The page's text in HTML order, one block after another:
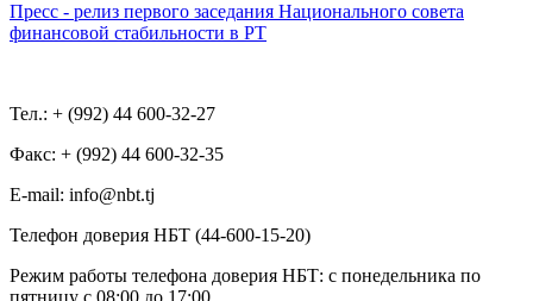
Пресс - релиз первого заседания Национального совета
финансовой стабильности в РТ
Тел.: + (992) 44 600-32-27
Факс: + (992) 44 600-32-35
Е-mail: info@nbt.tj
Телефон доверия НБТ (44-600-15-20)
Режим работы телефона доверия НБТ: с понедельника по